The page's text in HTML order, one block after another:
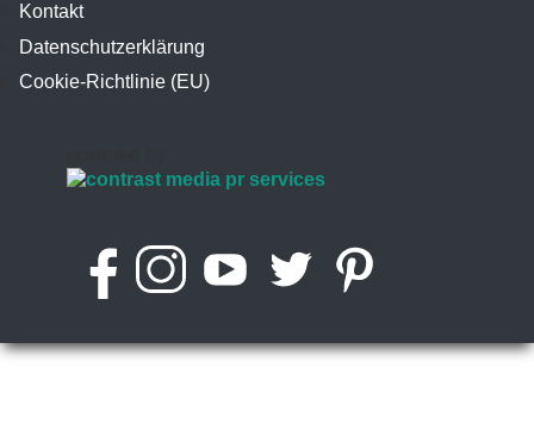
Kontakt
Datenschutzerklärung
Cookie-Richtlinie (EU)